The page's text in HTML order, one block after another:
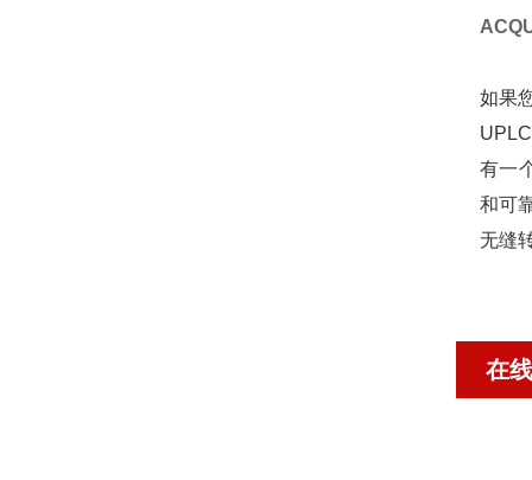
如果
有一
和可
无缝
在